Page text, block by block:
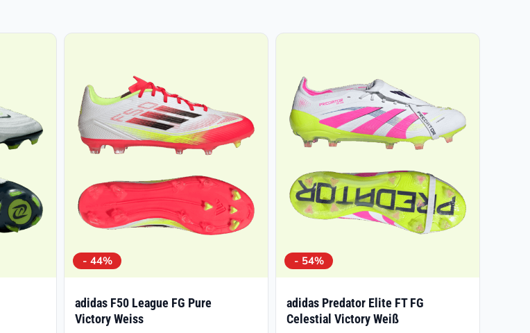
- 44%
adidas F50 League FG Pure
Victory Weiss
- 54%
adidas Predator Elite FT FG
Celestial Victory Weiß